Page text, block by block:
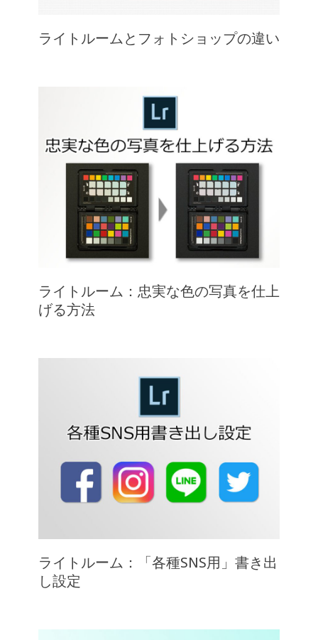
ライトルームとフォトショップの違い
ライトルーム：忠実な色の写真を仕上
げる方法
ライトルーム：「各種SNS用」書き出
し設定